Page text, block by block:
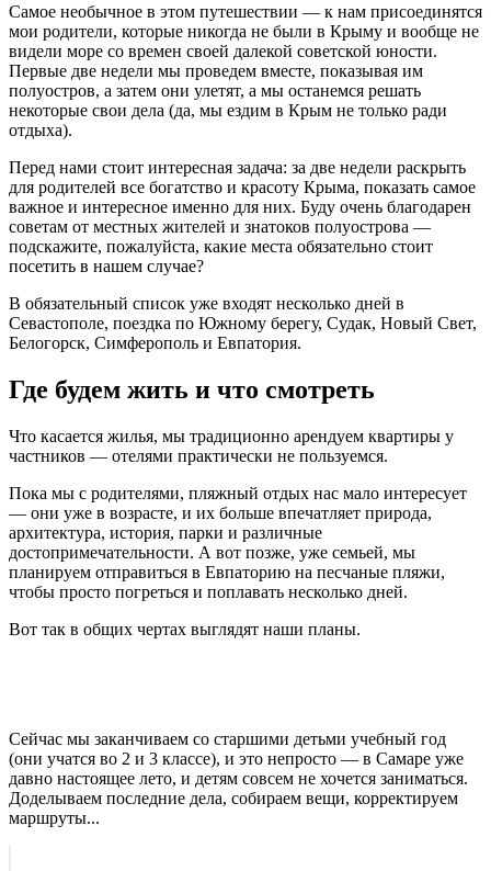
Самое необычное в этом путешествии — к нам присоединятся
мои родители, которые никогда не были в Крыму и вообще не
видели море со времен своей далекой советской юности.
Первые две недели мы проведем вместе, показывая им
полуостров, а затем они улетят, а мы останемся решать
некоторые свои дела (да, мы ездим в Крым не только ради
отдыха).
Перед нами стоит интересная задача: за две недели раскрыть
для родителей все богатство и красоту Крыма, показать самое
важное и интересное именно для них. Буду очень благодарен
советам от местных жителей и знатоков полуострова —
подскажите, пожалуйста, какие места обязательно стоит
посетить в нашем случае?
В обязательный список уже входят несколько дней в
Севастополе, поездка по Южному берегу, Судак, Новый Свет,
Белогорск, Симферополь и Евпатория.
Где будем жить и что смотреть
Что касается жилья, мы традиционно арендуем квартиры у
частников — отелями практически не пользуемся.
Пока мы с родителями, пляжный отдых нас мало интересует
— они уже в возрасте, и их больше впечатляет природа,
архитектура, история, парки и различные
достопримечательности. А вот позже, уже семьей, мы
планируем отправиться в Евпаторию на песчаные пляжи,
чтобы просто погреться и поплавать несколько дней.
Вот так в общих чертах выглядят наши планы.
Сейчас мы заканчиваем со старшими детьми учебный год
(они учатся во 2 и 3 классе), и это непросто — в Самаре уже
давно настоящее лето, и детям совсем не хочется заниматься.
Доделываем последние дела, собираем вещи, корректируем
маршруты...